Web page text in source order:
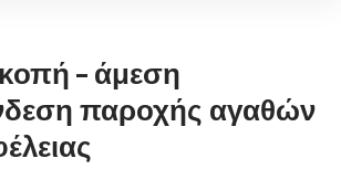
– άμεση
παροχής αγαθών